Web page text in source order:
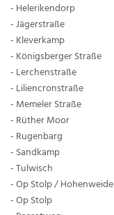
- Helerikendorp
- Jägerstraße
- Kleverkamp
- Königsberger Straße
- Lerchenstraße
- Liliencronstraße
- Memeler Straße
- Rüther Moor
- Rugenbarg
- Sandkamp
- Tulwisch
- Op Stolp / Hohenweide
- Op Stolp